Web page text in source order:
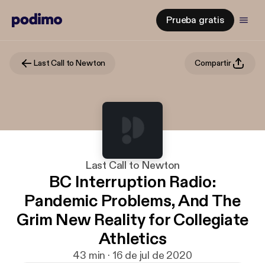
Prueba gratis
Last Call to Newton Compartir
Last Call to Newton
BC Interruption Radio:
Pandemic Problems, And The
Grim New Reality for Collegiate
Athletics
43 min · 16 de jul de 2020